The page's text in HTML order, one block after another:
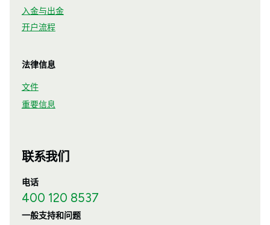
入金与出金
开户流程
法律信息
文件
重要信息
联系我们
电话
400 120 8537
一般支持和问题